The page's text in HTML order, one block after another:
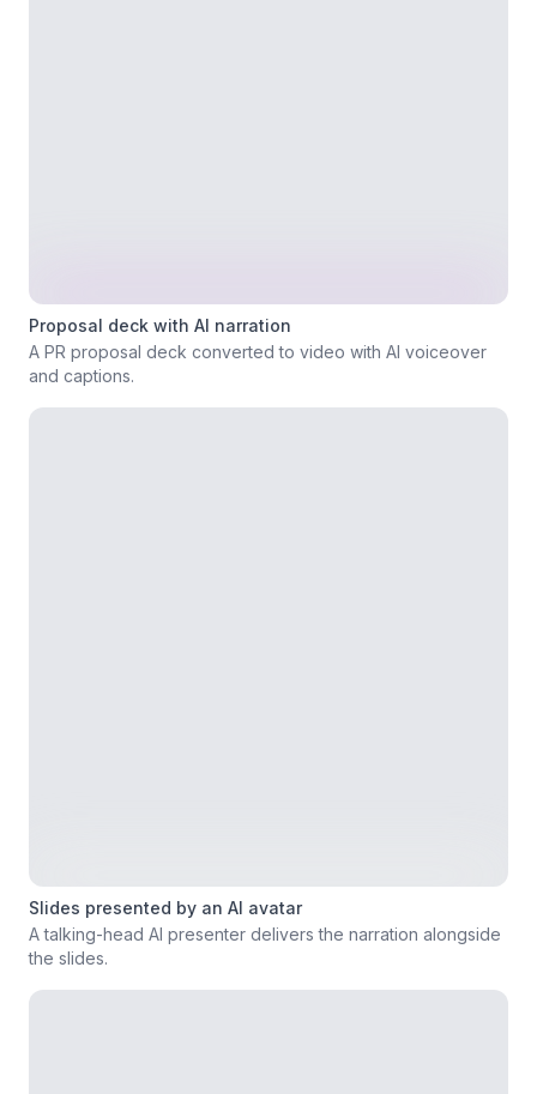
Proposal deck with AI narration
A PR proposal deck converted to video with AI voiceover
and captions.
Slides presented by an AI avatar
A talking-head AI presenter delivers the narration alongside
the slides.